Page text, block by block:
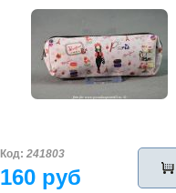
Код: 241803
160 руб